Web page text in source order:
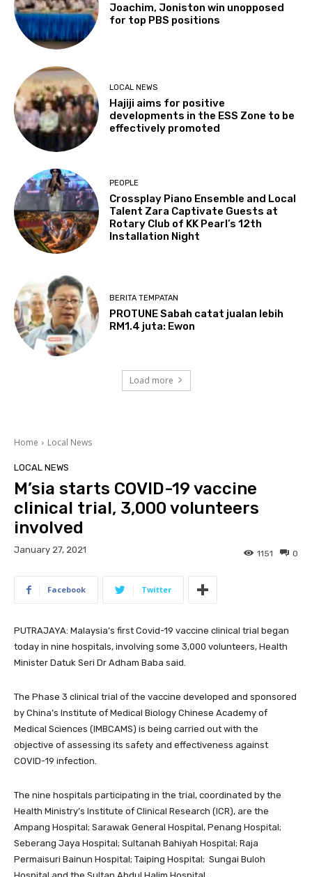
Joachim, Joniston win unopposed
for top PBS positions
LOCAL NEWS
Hajiji aims for positive
developments in the ESS Zone to be
effectively promoted
PEOPLE
Crossplay Piano Ensemble and Local
Talent Zara Captivate Guests at
Rotary Club of KK Pearl’s 12th
Installation Night
BERITA TEMPATAN
PROTUNE Sabah catat jualan lebih
RM1.4 juta: Ewon
Load more